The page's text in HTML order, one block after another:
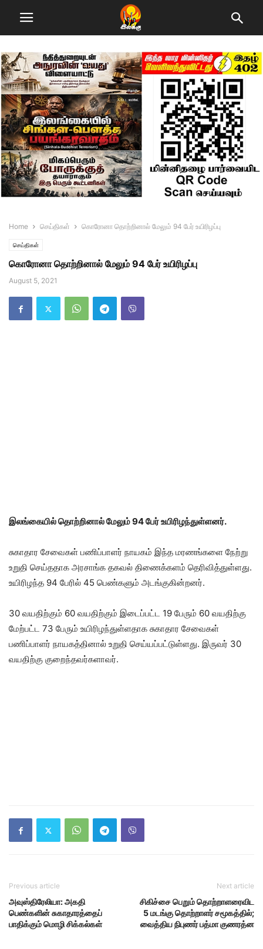
Home செய்திகள் கொரோனா தொற்றினால் மேலும் 94 பேர் உயிரிழப்பு
செய்திகள்
கொரோனா தொற்றினால் மேலும் 94 பேர் உயிரிழப்பு
August 5, 2021
இலங்கையில் தொற்றினால் மேலும் 94 பேர் உயிரிழந்துள்ளனர்.
சுகாதார சேவைகள் பணிப்பாளர் நாயகம் இந்த மரணங்களை நேற்று
உறுதி செய்ததாக அரசாங்க தகவல் திணைக்களம் தெரிவித்துள்ளது.
உயிரிழந்த 94 பேரில் 45 பெண்களும் அடங்குகின்றனர்.
30 வயதிற்கும் 60 வயதிற்கும் இடைப்பட்ட 19 பேரும் 60 வயதிற்கு
மேற்பட்ட 73 பேரும் உயிரிழந்துள்ளதாக சுகாதார சேவைகள்
பணிப்பாளர் நாயகத்தினால் உறுதி செய்யப்பட்டுள்ளது. இருவர் 30
வயதிற்கு குறைந்தவர்களாவர்.
Previous article
அவுஸ்திரேலியா: அகதி
பெண்களின் சுகாதாரத்தைப்
பாதிக்கும் மொழி சிக்கல்கள்
Next article
சிகிச்சை பெறும் தொற்றாளரைவிட
5 மடங்கு தொற்றாளர் சமூகத்தில்;
வைத்திய நிபுணர் பத்மா குணரத்ன